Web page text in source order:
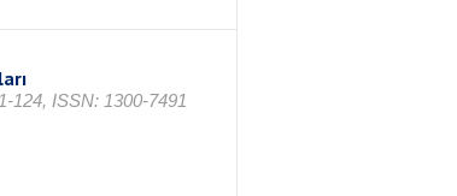
124, ISSN: 1300-7491